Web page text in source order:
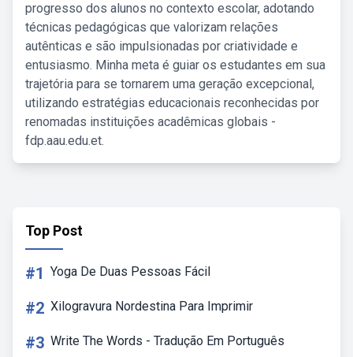
progresso dos alunos no contexto escolar, adotando
técnicas pedagógicas que valorizam relações
autênticas e são impulsionadas por criatividade e
entusiasmo. Minha meta é guiar os estudantes em sua
trajetória para se tornarem uma geração excepcional,
utilizando estratégias educacionais reconhecidas por
renomadas instituições acadêmicas globais -
fdp.aau.edu.et.
Top Post
#1 Yoga De Duas Pessoas Fácil
#2 Xilogravura Nordestina Para Imprimir
#3 Write The Words - Tradução Em Português